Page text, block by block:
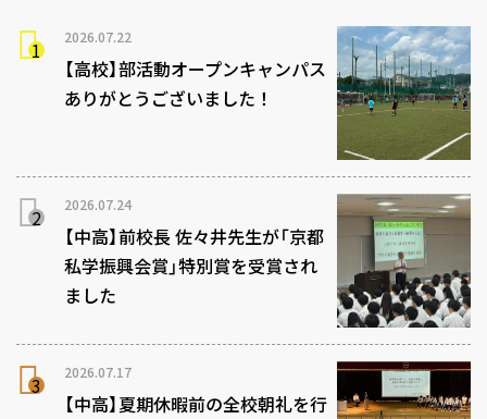
2026.07.22
【高校】部活動オープンキャンパス
ありがとうございました！
2026.07.24
【中高】前校長 佐々井先生が「京都
私学振興会賞」特別賞を受賞され
ました
2026.07.17
【中高】夏期休暇前の全校朝礼を行